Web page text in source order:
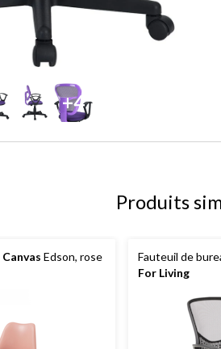
+4
Produits
Canvas Edson, rose
Fauteuil de
For Living